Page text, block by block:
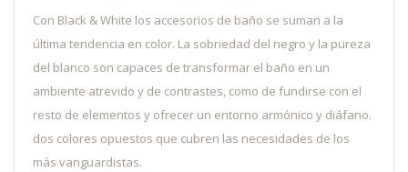
Con Black & White los accesorios de baño se suman a la
última tendencia en color. La sobriedad del negro y la pureza
del blanco son capaces de transformar el baño en un
ambiente atrevido y de contrastes, como de fundirse con el
resto de elementos y ofrecer un entorno armónico y diáfano.
dos colores opuestos que cubren las necesidades de los
más vanguardistas.